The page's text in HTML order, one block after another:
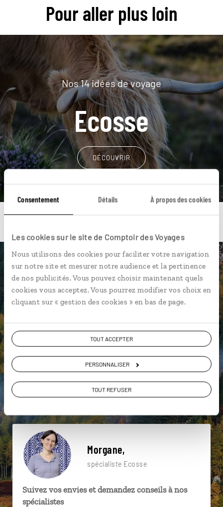
Consentement Détails À propos des cookies
Les cookies sur le site de Comptoir des Voyages
Nous utilisons des cookies pour faciliter votre navigation
sur notre site et mesurer notre audience et la pertinence
de nos publicités. Vous pouvez choisir maintenant quels
cookies vous acceptez. Vous pourrez modifier vos choix en
cliquant sur « gestion des cookies » en bas de page.
TOUT ACCEPTER
PERSONNALISER
TOUT REFUSER
Pour aller plus loin
Nos 14 idées de voyage
Ecosse
DÉCOUVRIR
Une envie de voyage
particulière ?
Château de Dunstaffnage
Edimbourg Blair Atholl Château d'Edimbourg
Cap de Galloway Château d'Edimbourg
Morgane,
spécialiste Ecosse
Suivez vos envies et demandez conseils à nos
spécialistes